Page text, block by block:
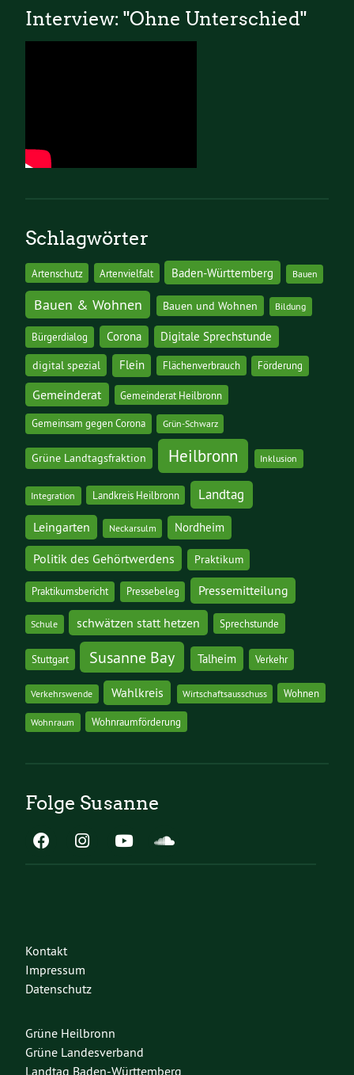
Interview: "Ohne Unterschied"
Schlagwörter
Artenschutz Artenvielfalt Baden-Württemberg Bauen
Bauen & Wohnen Bauen und Wohnen Bildung
Bürgerdialog Corona Digitale Sprechstunde
digital spezial Flein Flächenverbrauch Förderung
Gemeinderat Gemeinderat Heilbronn
Gemeinsam gegen Corona Grün-Schwarz
Grüne Landtagsfraktion Heilbronn Inklusion
Integration Landkreis Heilbronn Landtag
Leingarten Neckarsulm Nordheim
Politik des Gehörtwerdens Praktikum
Praktikumsbericht Pressebeleg Pressemitteilung
Schule schwätzen statt hetzen Sprechstunde
Stuttgart Susanne Bay Talheim Verkehr
Verkehrswende Wahlkreis Wirtschaftsausschuss Wohnen
Wohnraum Wohnraumförderung
Folge Susanne
Kontakt
Impressum
Datenschutz
Grüne Heilbronn
Grüne Landesverband
Landtag Baden-Württemberg